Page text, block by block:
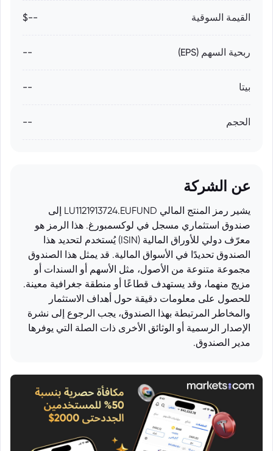
القيمة السوقية --$
ربحية السهم (EPS) --
بيتا --
الحجم --
عن الشركة
يشير رمز المنتج المالي LU1121913724.EUFUND إلى
صندوق استثماري مسجل في لوكسمبورغ. هذا الرمز هو
معرّف دولي للأوراق المالية (ISIN) يُستخدم لتحديد هذا
الصندوق تحديدًا في الأسواق المالية. قد يمثل هذا الصندوق
مجموعة متنوعة من الأصول، مثل الأسهم أو السندات أو
مزيج منهما، وقد يستهدف قطاعًا أو منطقة جغرافية معينة.
للحصول على معلومات دقيقة حول أهداف الاستثمار
والمخاطر المرتبطة بهذا الصندوق، يجب الرجوع إلى نشرة
الإصدار الرسمية أو الوثائق الأخرى ذات الصلة التي يوفرها
مدير الصندوق.